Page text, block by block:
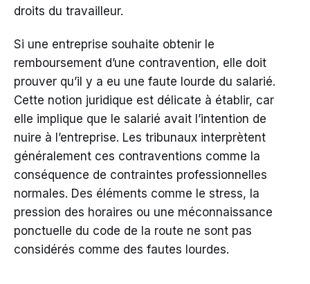
droits du travailleur.
Si une entreprise souhaite obtenir le
remboursement d’une contravention, elle doit
prouver qu’il y a eu une faute lourde du salarié.
Cette notion juridique est délicate à établir, car
elle implique que le salarié avait l’intention de
nuire à l’entreprise. Les tribunaux interprètent
généralement ces contraventions comme la
conséquence de contraintes professionnelles
normales. Des éléments comme le stress, la
pression des horaires ou une méconnaissance
ponctuelle du code de la route ne sont pas
considérés comme des fautes lourdes.